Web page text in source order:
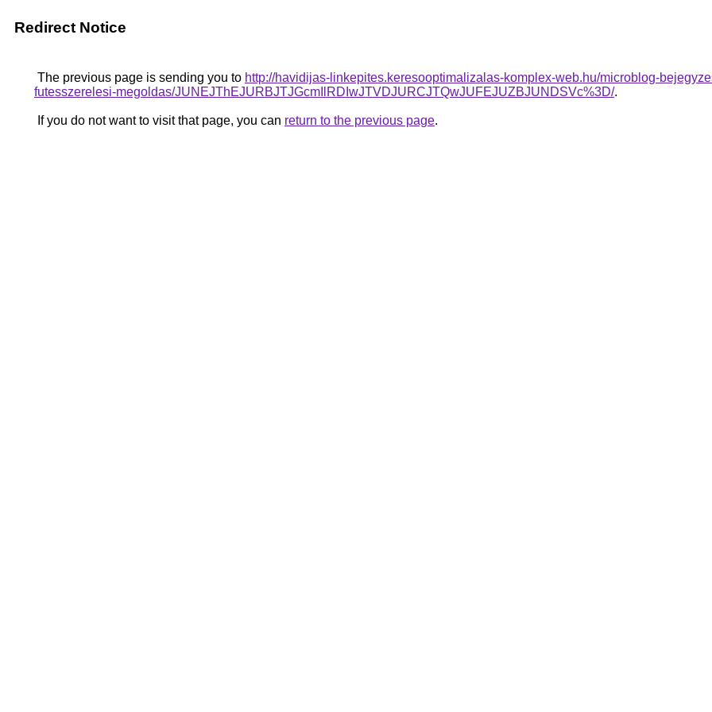
Redirect Notice
The previous page is sending you to http://havidijas-linkepites.keresooptimalizalas-komplex-web.hu/microblog-
futesszerelesi-megoldas/JUNEJThEJURBJTJGcmIlRDIwJTVDJURCJTQwJUFEJUZBJUNDSVc%3D/.
If you do not want to visit that page, you can return to the previous page.